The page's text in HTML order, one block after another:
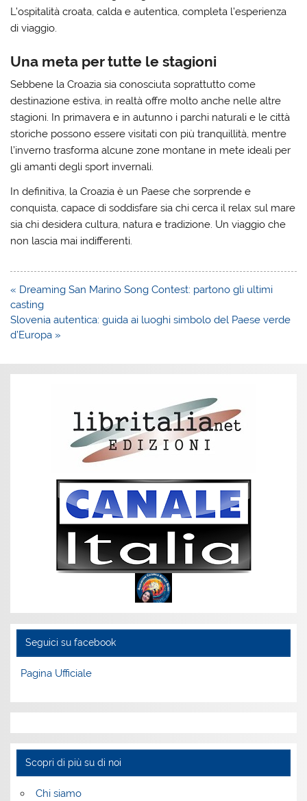
L’ospitalità croata, calda e autentica, completa l’esperienza
di viaggio.
Una meta per tutte le stagioni
Sebbene la Croazia sia conosciuta soprattutto come
destinazione estiva, in realtà offre molto anche nelle altre
stagioni. In primavera e in autunno i parchi naturali e le città
storiche possono essere visitati con più tranquillità, mentre
l’inverno trasforma alcune zone montane in mete ideali per
gli amanti degli sport invernali.
In definitiva, la Croazia è un Paese che sorprende e
conquista, capace di soddisfare sia chi cerca il relax sul mare
sia chi desidera cultura, natura e tradizione. Un viaggio che
non lascia mai indifferenti.
Navigazione
articoli
« Dreaming San Marino Song Contest: partono gli ultimi
casting
Slovenia autentica: guida ai luoghi simbolo del Paese verde
d’Europa »
Seguici su facebook
Pagina Ufficiale
Scopri di più su di noi
Chi siamo